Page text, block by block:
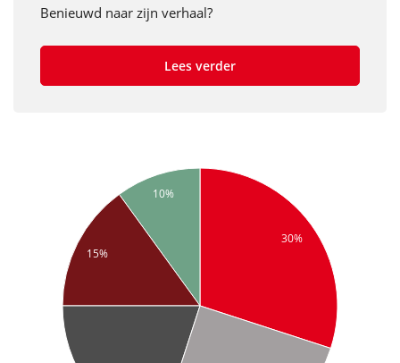
Benieuwd naar zijn verhaal?
Lees verder
30%
10%
15%